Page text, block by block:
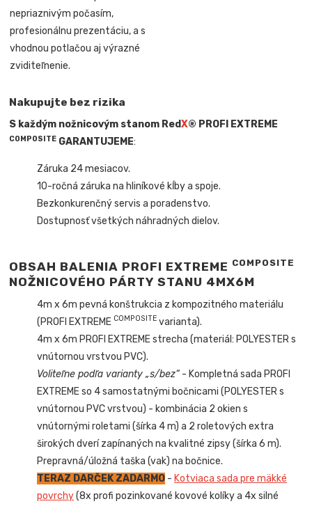
nepriaznivým počasím,
profesionálnu prezentáciu, a s
vhodnou potlačou aj výrazné
zviditeľnenie.
Nakupujte bez rizika
S každým nožnicovým stanom RedX® PROFI EXTREME
COMPOSITE GARANTUJEME:
Záruka 24 mesiacov.
10-ročná záruka na hliníkové kĺby a spoje.
Bezkonkurenčný servis a poradenstvo.
Dostupnosť všetkých náhradných dielov.
OBSAH BALENIA PROFI EXTREME COMPOSITE
NOŽNICOVÉHO PÁRTY STANU 4MX6M
4m x 6m pevná konštrukcia z kompozitného materiálu
(PROFI EXTREME COMPOSITE varianta).
4m x 6m PROFI EXTREME strecha (materiál: POLYESTER s
vnútornou vrstvou PVC).
Voliteľne podľa varianty „s/bez“ - Kompletná sada PROFI
EXTREME so 4 samostatnými bočnicami (POLYESTER s
vnútornou PVC vrstvou) - kombinácia 2 okien s
vnútornými roletami (šírka 4 m) a 2 roletových extra
širokých dverí zapínaných na kvalitné zipsy (šírka 6 m).
Prepravná/úložná taška (vak) na bočnice.
TERAZ DARČEK ZADARMO - Kotviaca sada pre mäkké
povrchy(8x profi pozinkované kovové kolíky a 4x silné